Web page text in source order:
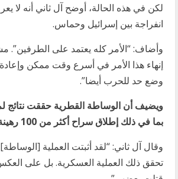
لكن في هذه الحالة، أوضح آل ثاني أنه لا
انفراجة بين إسرائيل وحماس.
وأضاف: “الأمر كله يعتمد على الطرفين”.
إنهاء هذا الأمر في أسرع وقت ممكن وإعادة
وضع حد للحرب أيضا”.
ويضيف أن الوساطة القطرية حققت نتائج لم
بما في ذلك إطلاق سراح أكثر من 100 رهينة
وقال آل ثاني: “لقد أثبتت العملية [الوساطة]
تحقق ذلك العملية العسكرية. بل على